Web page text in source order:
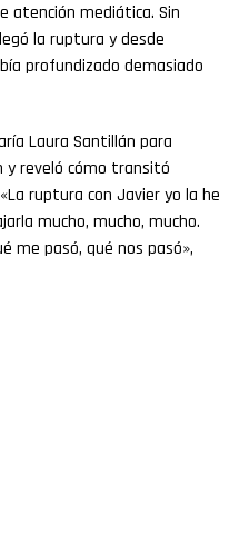
atención mediática. Sin
la ruptura y desde
profundizado demasiado
Laura Santillán para
y reveló cómo transitó
ruptura con Javier yo la he
mucho, mucho, mucho.
me pasó, qué nos pasó»,